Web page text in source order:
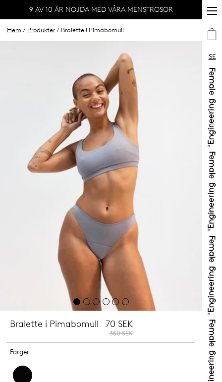
SE
9 AV 10 ÄR NÖJDA MED VÅRA MENSTROSOR
Hem / Produkter/ Bralette i Pimabomull
Bralette i Pimabomull 70 SEK
350 SEK
Färger: